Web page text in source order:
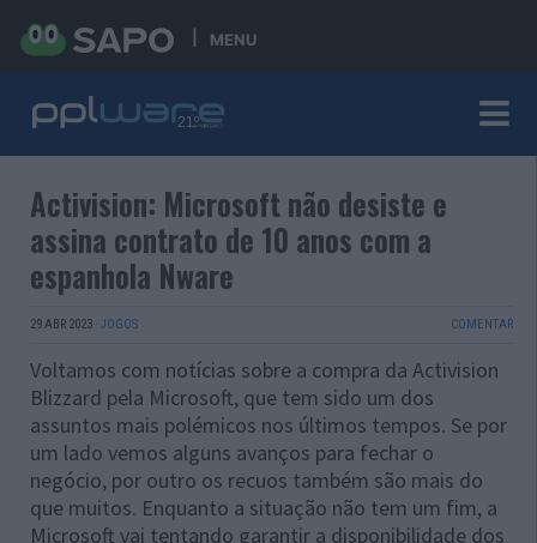
MENU
Activision: Microsoft não desiste e
assina contrato de 10 anos com a
espanhola Nware
29 ABR 2023 · JOGOS COMENTAR
Voltamos com notícias sobre a compra da Activision
Blizzard pela Microsoft, que tem sido um dos
assuntos mais polémicos nos últimos tempos. Se por
um lado vemos alguns avanços para fechar o
negócio, por outro os recuos também são mais do
que muitos. Enquanto a situação não tem um fim, a
Microsoft vai tentando garantir a disponibilidade dos